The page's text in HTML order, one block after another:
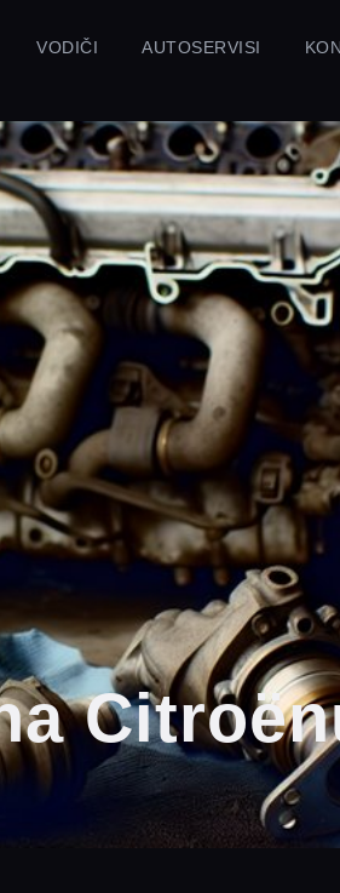
VODIČI AUTOSERVISI